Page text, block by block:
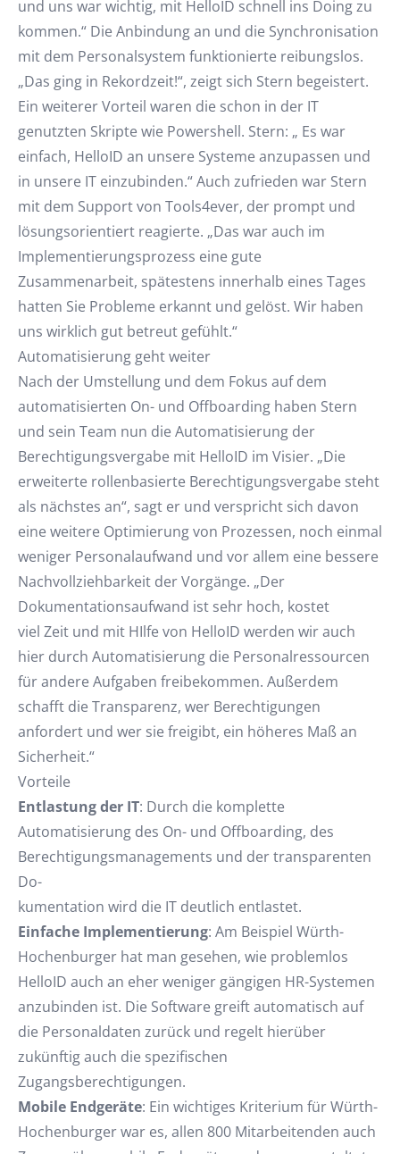
und uns war wichtig, mit HelloID schnell ins Doing zu
kommen.“ Die Anbindung an und die Synchronisation
mit dem Personalsystem funktionierte reibungslos.
„Das ging in Rekordzeit!“, zeigt sich Stern begeistert.
Ein weiterer Vorteil waren die schon in der IT
genutzten Skripte wie Powershell. Stern: „ Es war
einfach, HelloID an unsere Systeme anzupassen und
in unsere IT einzubinden.“ Auch zufrieden war Stern
mit dem Support von Tools4ever, der prompt und
lösungsorientiert reagierte. „Das war auch im
Implementierungsprozess eine gute
Zusammenarbeit, spätestens innerhalb eines Tages
hatten Sie Probleme erkannt und gelöst. Wir haben
uns wirklich gut betreut gefühlt.“
Automatisierung geht weiter
Nach der Umstellung und dem Fokus auf dem
automatisierten On- und Offboarding haben Stern
und sein Team nun die Automatisierung der
Berechtigungsvergabe mit HelloID im Visier. „Die
erweiterte rollenbasierte Berechtigungsvergabe steht
als nächstes an“, sagt er und verspricht sich davon
eine weitere Optimierung von Prozessen, noch einmal
weniger Personalaufwand und vor allem eine bessere
Nachvollziehbarkeit der Vorgänge. „Der
Dokumentationsaufwand ist sehr hoch, kostet
viel Zeit und mit HIlfe von HelloID werden wir auch
hier durch Automatisierung die Personalressourcen
für andere Aufgaben freibekommen. Außerdem
schafft die Transparenz, wer Berechtigungen
anfordert und wer sie freigibt, ein höheres Maß an
Sicherheit.“
Vorteile
Entlastung der IT: Durch die komplette
Automatisierung des On- und Offboarding, des
Berechtigungsmanagements und der transparenten
Do-
kumentation wird die IT deutlich entlastet.
Einfache Implementierung: Am Beispiel Würth-
Hochenburger hat man gesehen, wie problemlos
HelloID auch an eher weniger gängigen HR-Systemen
anzubinden ist. Die Software greift automatisch auf
die Personaldaten zurück und regelt hierüber
zukünftig auch die spezifischen
Zugangsberechtigungen.
Mobile Endgeräte: Ein wichtiges Kriterium für Würth-
Hochenburger war es, allen 800 Mitarbeitenden auch